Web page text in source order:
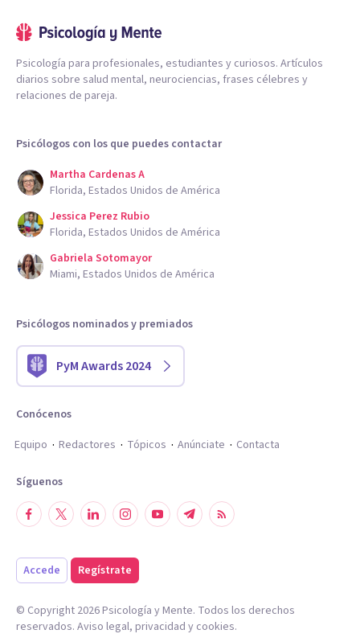
Psicología para profesionales, estudiantes y curiosos. Artículos
diarios sobre salud mental, neurociencias, frases célebres y
relaciones de pareja.
Psicólogos con los que puedes contactar
Martha Cardenas A
Florida, Estados Unidos de América
Jessica Perez Rubio
Florida, Estados Unidos de América
Gabriela Sotomayor
Miami, Estados Unidos de América
Psicólogos nominados y premiados
PyM Awards 2024
Conócenos
Equipo
Redactores Tópicos Anúnciate Contacta
Síguenos
Accede Regístrate
© Copyright 2026Psicología y Mente. Todos los derechos
reservados. Aviso legal, privacidad y cookies.